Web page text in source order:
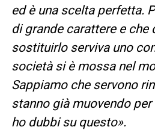
ed è una scelta perfetta.
di grande carattere e che
sostituirlo serviva uno
società si è mossa nel
Sappiamo che servono
stanno già muovendo per
ho dubbi su questo».